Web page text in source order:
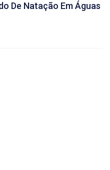
De Natação Em Águas